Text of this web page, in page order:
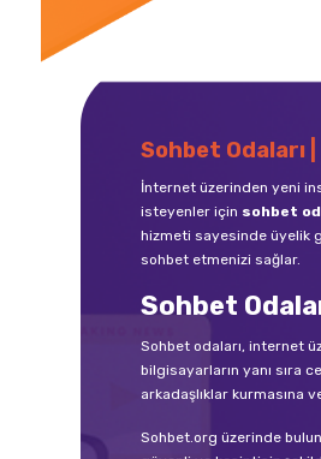
Sohbet Odaları
İnternet üzerinden yeni
isteyenler için sohbet
hizmeti sayesinde üyelik
sohbet etmenizi sağlar.
Sohbet
Sohbet odaları, internet
bilgisayarların yanı sıra
arkadaşlıklar kurmasına
Sohbet.org üzerinde